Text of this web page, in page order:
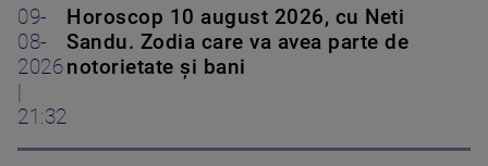
09-
08-
2026
|
21:32
Horoscop 10 august 2026, cu Neti
Sandu. Zodia care va avea parte de
notorietate și bani